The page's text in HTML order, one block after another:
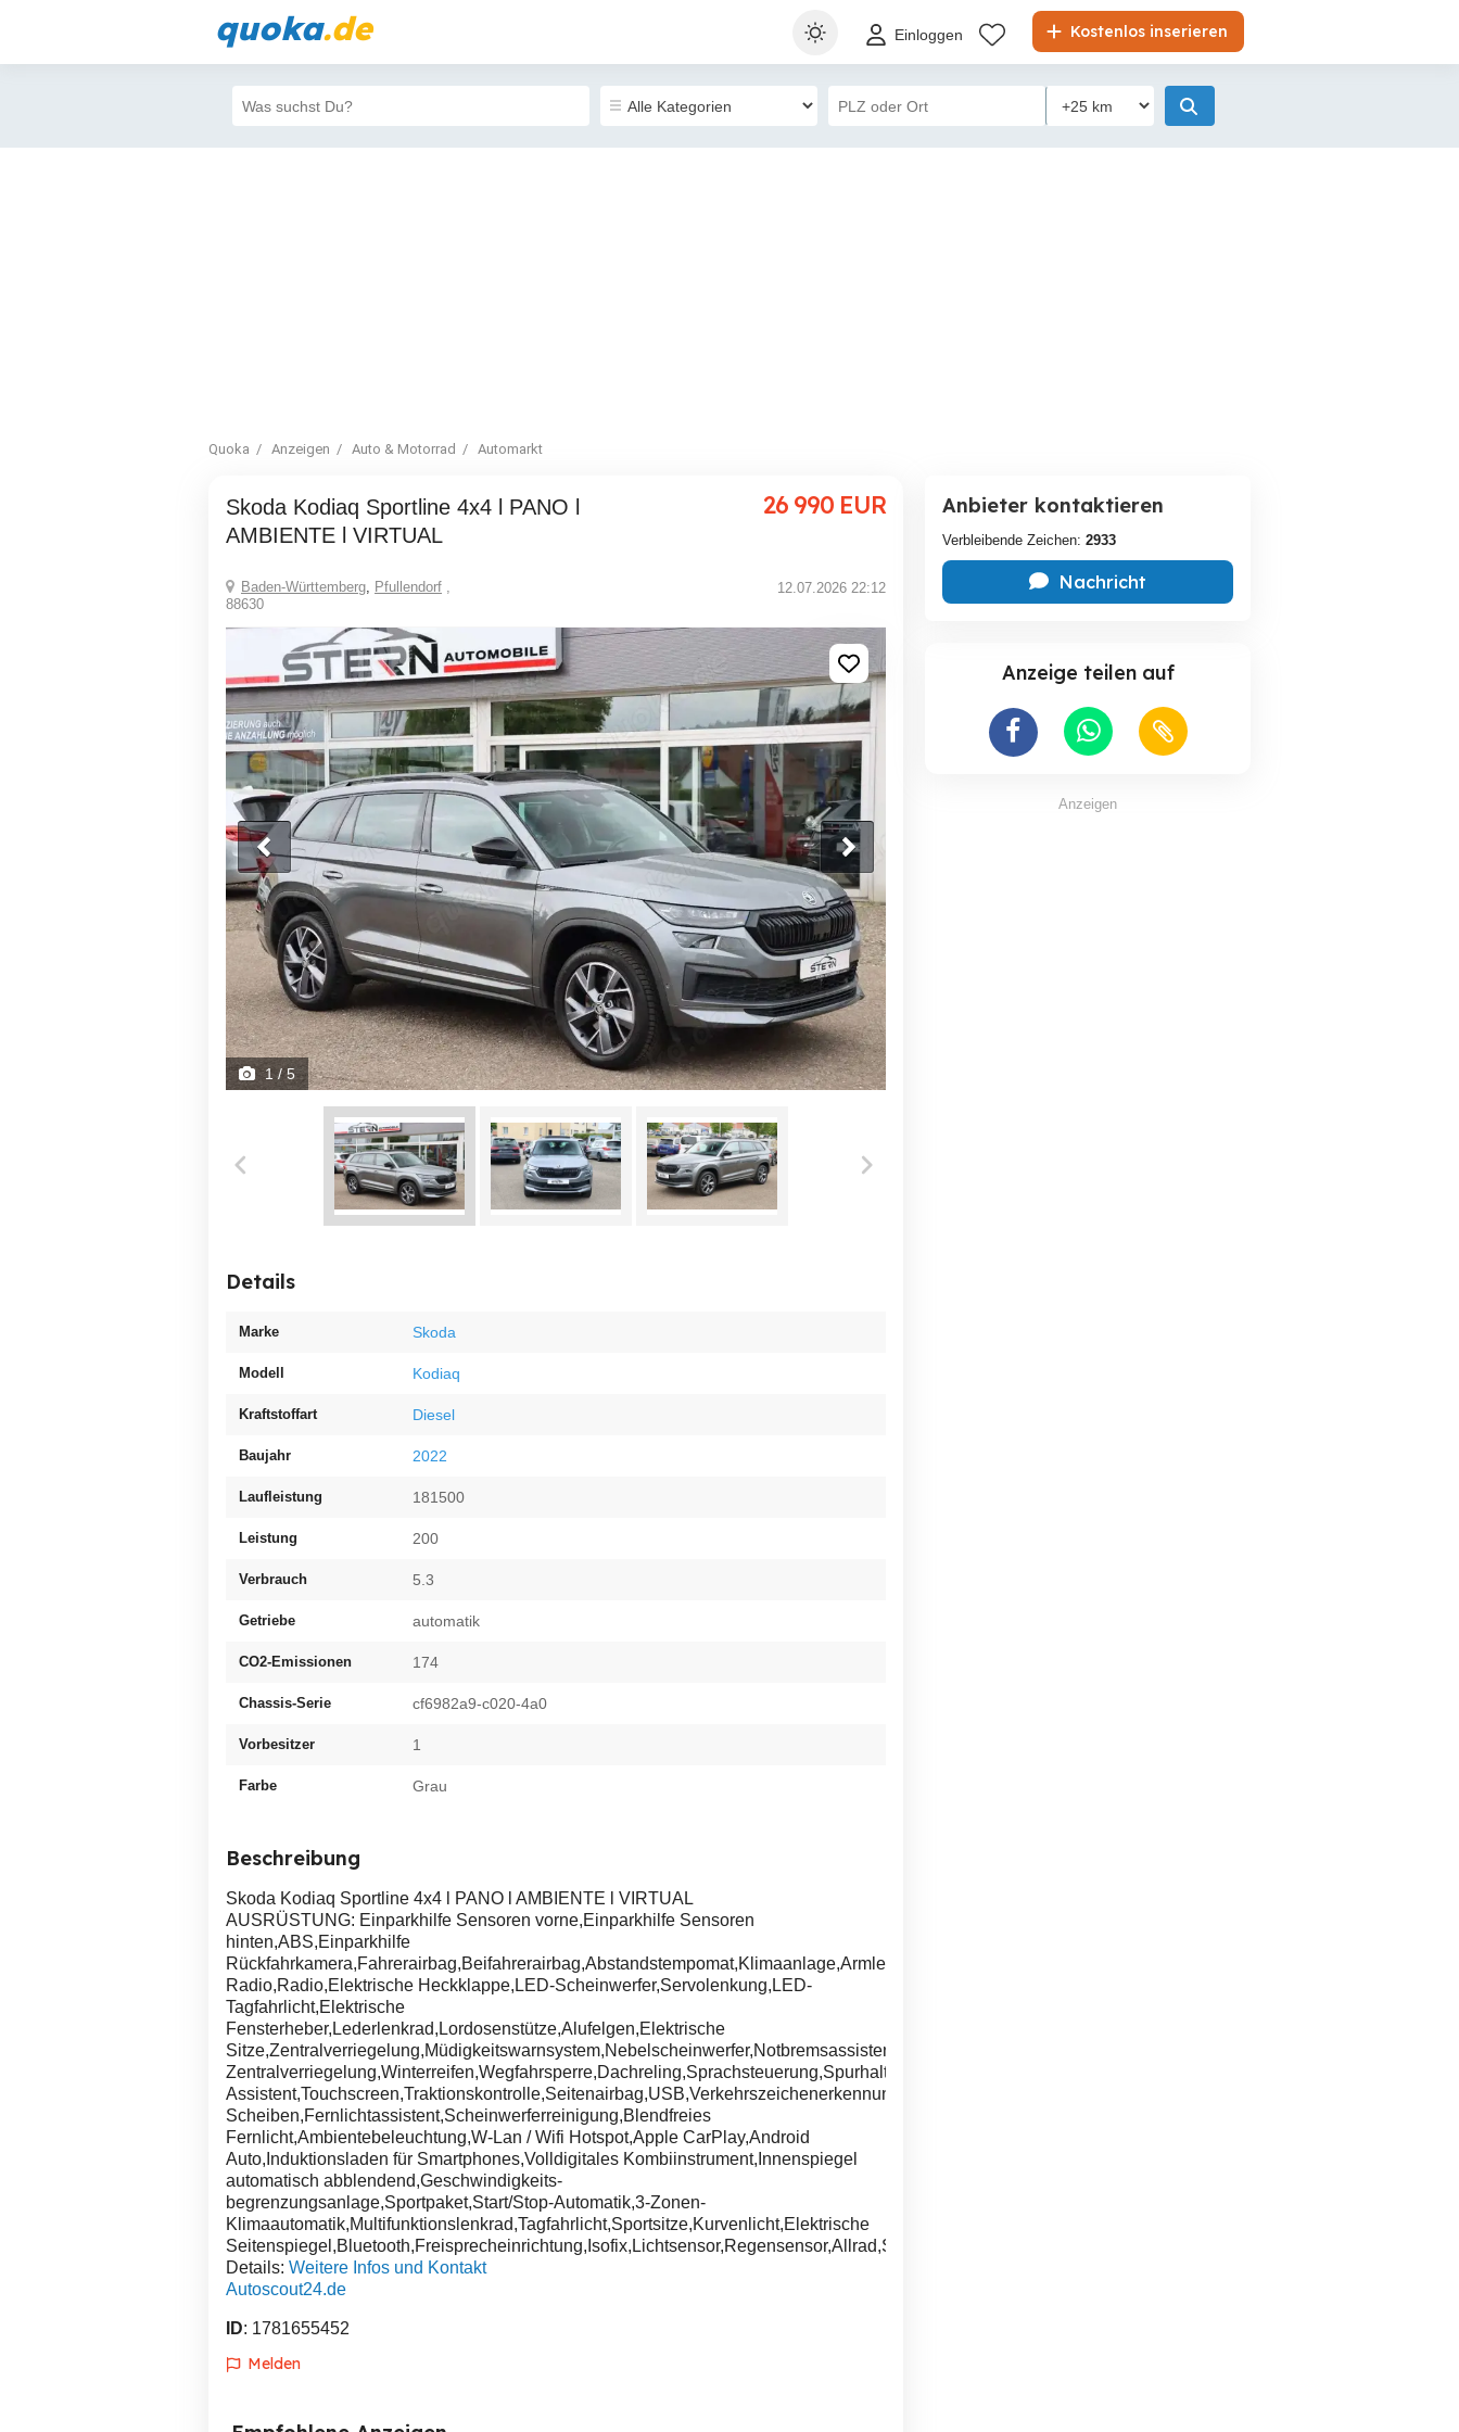
quoka.de Kostenlos inserieren
Einloggen
Quoka Anzeigen Auto & Motorrad Automarkt
Skoda Kodiaq Sportline 4x4 l PANO l
AMBIENTE l VIRTUAL
26 990 EUR
Baden-Württemberg, Pfullendorf ,
88630
12.07.2026 22:12
1 / 5
Details
Marke Skoda
Modell Kodiaq
Kraftstoffart Diesel
Baujahr 2022
Laufleistung 181500
Leistung 200
Verbrauch 5.3
Getriebe automatik
CO2-Emissionen 174
Chassis-Serie cf6982a9-c020-4a0
Vorbesitzer 1
Farbe Grau
Beschreibung
Skoda Kodiaq Sportline 4x4 l PANO l AMBIENTE l VIRTUAL
AUSRÜSTUNG: Einparkhilfe Sensoren vorne,Einparkhilfe Sensoren
hinten,ABS,Einparkhilfe
Rückfahrkamera,Fahrerairbag,Beifahrerairbag,Abstandstempomat,Klimaanlage,Armlehne,Berganfahrassistent,DAB-
Radio,Radio,Elektrische Heckklappe,LED-Scheinwerfer,Servolenkung,LED-
Tagfahrlicht,Elektrische
Fensterheber,Lederlenkrad,Lordosenstütze,Alufelgen,Elektrische
Zentralverriegelung,Winterreifen,Wegfahrsperre,Dachreling,Sprachsteuerung,Spurhalteassistent,Totwinkel-
Assistent,Touchscreen,Traktionskontrolle,Seitenairbag,USB,Verkehrszeichenerkennung,Sitzheizung,Bordcomputer,ESP,Panoramadach,Getönte
Scheiben,Fernlichtassistent,Scheinwerferreinigung,Blendfreies
Fernlicht,Ambientebeleuchtung,W-Lan / Wifi Hotspot,Apple CarPlay,Android
Auto,Induktionsladen für Smartphones,Volldigitales Kombiinstrument,Innenspiegel
automatisch abblendend,Geschwindigkeits-
begrenzungsanlage,Sportpaket,Start/Stop-Automatik,3-Zonen-
Klimaautomatik,Multifunktionslenkrad,Tagfahrlicht,Sportsitze,Kurvenlicht,Elektrische
Seitenspiegel,Bluetooth,Freisprecheinrichtung,Isofix,Lichtsensor,Regensensor,Allrad,Scheckheftgepflegt,Einparkhilfe
Details: Weitere Infos und Kontakt
Autoscout24.de
ID: 1781655452
Melden
Anbieter kontaktieren
Verbleibende Zeichen: 2933
Nachricht
Anzeige teilen auf
Anzeigen